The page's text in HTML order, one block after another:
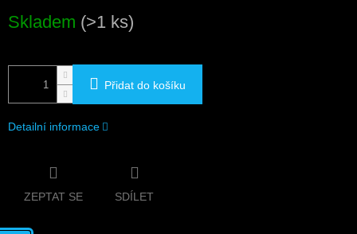
cena:
Skladem (>1 ks)
Přidat do košíku
Detailní informace
ZEPTAT SE SDÍLET